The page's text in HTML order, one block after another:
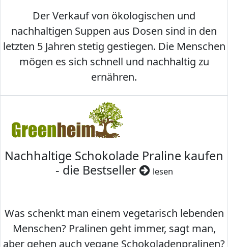
Der Verkauf von ökologischen und
nachhaltigen Suppen aus Dosen sind in den
letzten 5 Jahren stetig gestiegen. Die Menschen
mögen es sich schnell und nachhaltig zu
ernähren.
Nachhaltige Schokolade Praline kaufen
- die Bestseller
lesen
Was schenkt man einem vegetarisch lebenden
Menschen? Pralinen geht immer, sagt man,
aber gehen auch vegane Schokoladenpralinen?